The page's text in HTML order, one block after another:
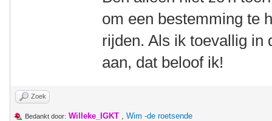
om een bestemming te
rijden. Als ik toevallig in
aan, dat beloof ik!
Zoek
Bedankt door: Willeke_IGKT , Wim -de roetsende